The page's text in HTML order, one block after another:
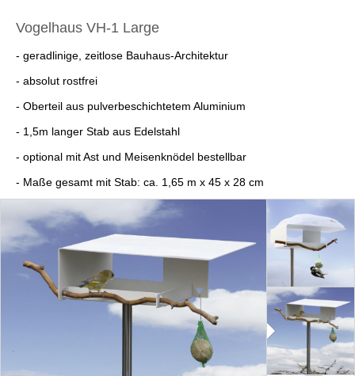
Vogelhaus VH-1 Large
- geradlinige, zeitlose Bauhaus-Architektur
- absolut rostfrei
- Oberteil aus pulverbeschichtetem Aluminium
- 1,5m langer Stab aus Edelstahl
- optional mit Ast und Meisenknödel bestellbar
- Maße gesamt mit Stab: ca. 1,65 m x 45 x 28 cm